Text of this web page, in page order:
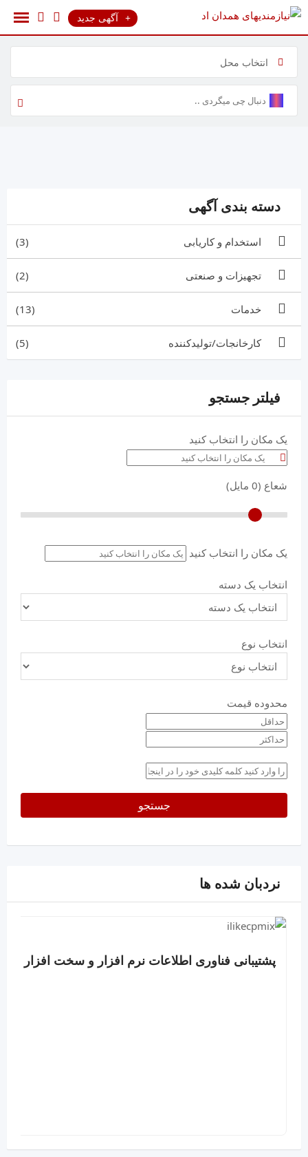
پرش
محتوا
آگهی جدید
انتخاب محل
دسته بندی آگهی
استخدام و کاریابی (3)
تجهیزات و صنعتی (2)
خدمات (13)
کارخانجات/تولیدکننده (5)
فیلتر جستجو
یک مکان را انتخاب کنید
شعاع (0 مایل)
یک مکان را انتخاب کنید
انتخاب یک دسته
انتخاب نوع
محدوده قیمت
حداقل
قیمت
حداکثر
keyword
جستجو
نردبان شده ها
پشتیبانی فناوری اطلاعات نرم افزار و سخت افزار